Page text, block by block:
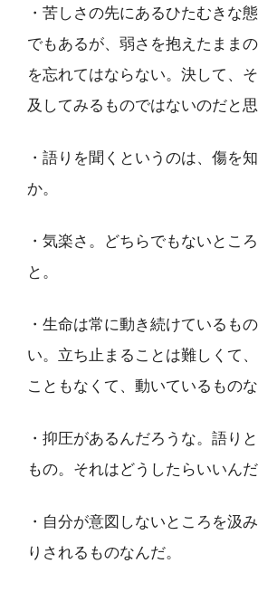
・苦しさの先にあるひたむきな
でもあるが、弱さを抱えたまま
を忘れてはならない。決して、
及してみるものではないのだと思
・語りを聞くというのは、傷を
か。
・気楽さ。どちらでもないとこ
と。
・生命は常に動き続けているも
い。立ち止まることは難しくて
こともなくて、動いているものな
・抑圧があるんだろうな。語り
もの。それはどうしたらいいんだ
・自分が意図しないところを汲
りされるものなんだ。